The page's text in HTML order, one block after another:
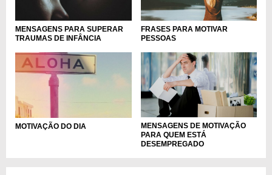
MENSAGENS PARA SUPERAR
TRAUMAS DE INFÂNCIA
FRASES PARA MOTIVAR
PESSOAS
MOTIVAÇÃO DO DIA
MENSAGENS DE MOTIVAÇÃO
PARA QUEM ESTÁ
DESEMPREGADO